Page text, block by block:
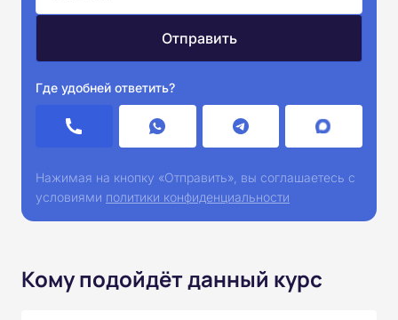
Где удобней ответить?
Нажимая на кнопку «Отправить», вы соглашаетесь с
условиями политики конфиденциальности
Кому подойдёт данный курс